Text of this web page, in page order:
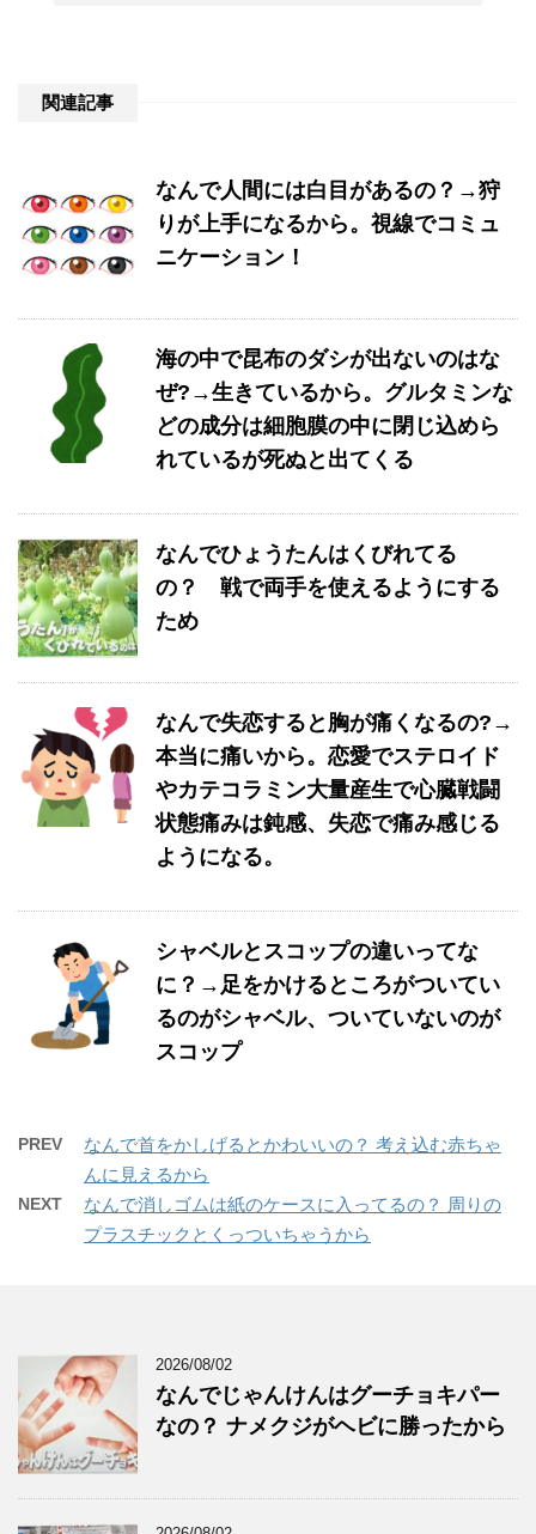
関連記事
なんで人間には白目があるの？→狩
りが上手になるから。視線でコミュ
ニケーション！
海の中で昆布のダシが出ないのはな
ぜ?→生きているから。グルタミンな
どの成分は細胞膜の中に閉じ込めら
れているが死ぬと出てくる
なんでひょうたんはくびれてる
の？ 戦で両手を使えるようにする
ため
なんで失恋すると胸が痛くなるの?→
本当に痛いから。恋愛でステロイド
やカテコラミン大量産生で心臓戦闘
状態痛みは鈍感、失恋で痛み感じる
ようになる。
シャベルとスコップの違いってな
に？→足をかけるところがついてい
るのがシャベル、ついていないのが
スコップ
PREV
なんで首をかしげるとかわいいの？ 考え込む赤ちゃ
んに見えるから
NEXT
なんで消しゴムは紙のケースに入ってるの？ 周りの
プラスチックとくっついちゃうから
2026/08/02
なんでじゃんけんはグーチョキパー
なの？ ナメクジがヘビに勝ったから